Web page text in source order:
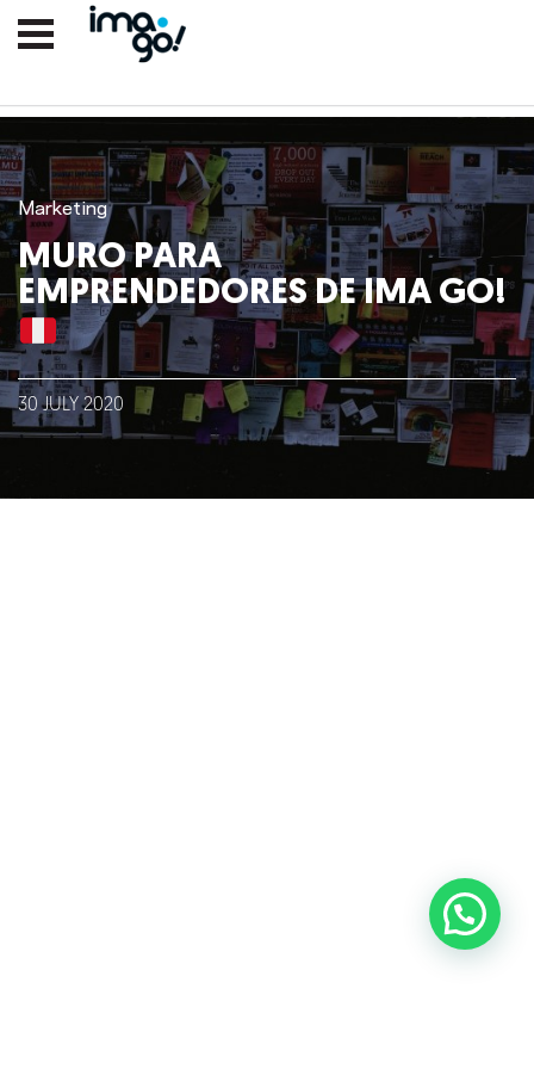
Nosotros
Clientes
Lo que hacemos
Marketing
MURO PARA
EMPRENDEDORES DE IMA GO!
30 JULY 2020